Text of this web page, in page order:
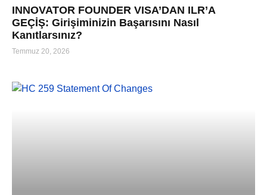
INNOVATOR FOUNDER VISA’DAN ILR’A
GEÇİŞ: Girişiminizin Başarısını Nasıl
Kanıtlarsınız?
Temmuz 20, 2026